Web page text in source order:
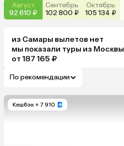
Август
92 610 ₽
Сентябрь
102 800 ₽
Октябрь
105 134 ₽
из Самары вылетов нет
мы показали туры из Москвы
от 187 165 ₽
По рекомендации
Кешбэк + 7 910